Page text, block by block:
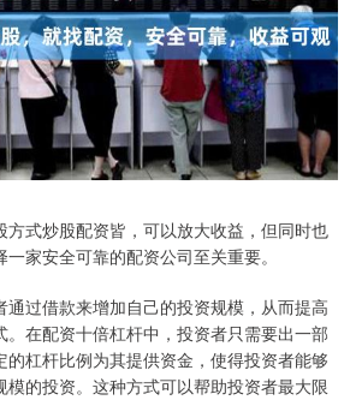
方式炒股配资皆，可以放大收益，但同时也
家安全可靠的配资公司至关重要。
过借款来增加自己的投资规模，从而提高
在配资十倍杠杆中，投资者只需要出一部
杠杆比例为其提供资金，使得投资者能够
模的投资。这种方式可以帮助投资者最大限